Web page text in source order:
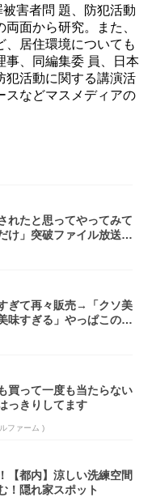
害者問 題、防犯活動
面から研究。また、
、居住環境についても
事、同編集委 員、日本
犯活動に関する講演活
スなどマスメディアの
れたと思ってやってみて
け」突破ファイル放送で
ぎて再々販売→「クソ美
味すぎる」やっぱこのク
買って一度も当たらない
っきりしてます
ファーム )
【都内】涼しい洗練空間
！隠れ家スポット